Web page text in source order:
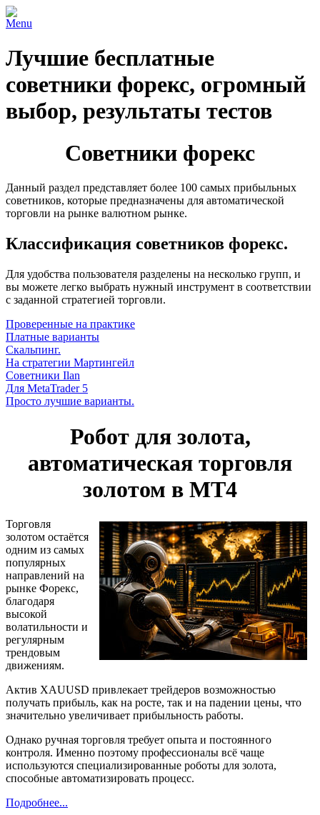
Menu
Лучшие бесплатные
советники форекс, огромный
выбор, результаты тестов
Советники форекс
Данный раздел представляет более 100 самых прибыльных
советников, которые предназначены для автоматической
торговли на рынке валютном рынке.
Классификация советников форекс.
Для удобства пользователя разделены на несколько групп, и
вы можете легко выбрать нужный инструмент в соответствии
с заданной стратегией торговли.
Проверенные на практике
Платные варианты
Скальпинг.
На стратегии Мартингейл
Советники Ilan
Для MetaTrader 5
Просто лучшие варианты.
Робот для золота,
автоматическая торговля
золотом в МТ4
Торговля
золотом остаётся
одним из самых
популярных
направлений на
рынке Форекс,
благодаря
высокой
волатильности и
регулярным
трендовым
движениям.
Актив XAUUSD привлекает трейдеров возможностью
получать прибыль, как на росте, так и на падении цены, что
значительно увеличивает прибыльность работы.
Однако ручная торговля требует опыта и постоянного
контроля. Именно поэтому профессионалы всё чаще
используются специализированные роботы для золота,
способные автоматизировать процесс.
Подробнее...